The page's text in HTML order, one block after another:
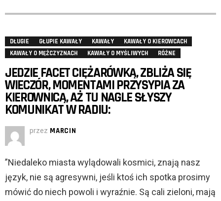
DŁUGIE GŁUPIE KAWAŁY KAWAŁY
KAWAŁY O KIEROWCACH
KAWAŁY O MĘŻCZYZNACH
KAWAŁY O MYŚLIWYCH RÓŻNE
JEDZIE FACET CIĘŻARÓWKĄ, ZBLIŻA SIĘ
WIECZÓR, MOMENTAMI PRZYSYPIA ZA
KIEROWNICĄ, AŻ TU NAGLE SŁYSZY
KOMUNIKAT W RADIU:
przez MARCIN
”Niedaleko miasta wylądowali kosmici, znają nasz
język, nie są agresywni, jeśli ktoś ich spotka prosimy
mówić do niech powoli i wyraźnie. Są cali zieloni, mają